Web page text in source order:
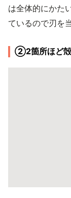
は全体的にかた
ているので刃を
②2箇所ほど殻